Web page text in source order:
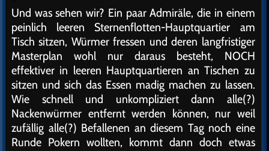
Und was sehen wir? Ein paar Admiräle, die in einem
peinlich leeren Sternenflotten-Hauptquartier am
Tisch sitzen, Würmer fressen und deren langfristiger
Masterplan wohl nur daraus besteht, NOCH
effektiver in leeren Hauptquartieren an Tischen zu
sitzen und sich das Essen madig machen zu lassen.
Wie schnell und unkompliziert dann alle(?)
Nackenwürmer entfernt werden können, nur weil
zufällig alle(?) Befallenen an diesem Tag noch eine
Runde Pokern wollten, kommt dann doch etwas